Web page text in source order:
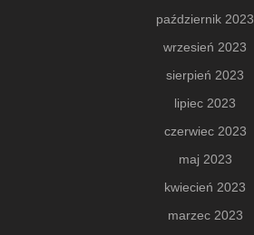
październik 2023
wrzesień 2023
sierpień 2023
lipiec 2023
czerwiec 2023
maj 2023
kwiecień 2023
marzec 2023